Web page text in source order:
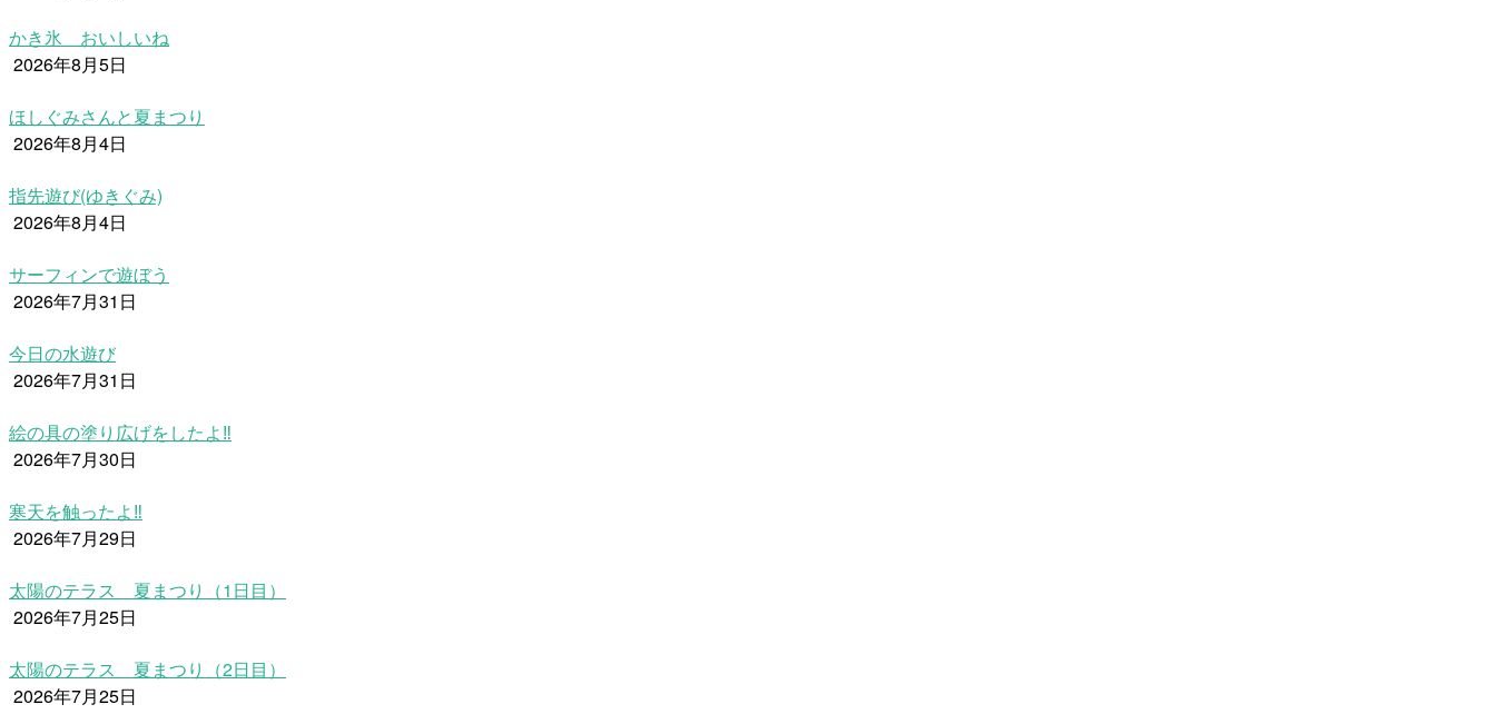
かき氷 おいしいね
2026年8月5日
ほしぐみさんと夏まつり
2026年8月4日
指先遊び(ゆきぐみ)
2026年8月4日
サーフィンで遊ぼう
2026年7月31日
今日の水遊び
2026年7月31日
絵の具の塗り広げをしたよ‼
2026年7月30日
寒天を触ったよ‼
2026年7月29日
太陽のテラス 夏まつり（1日目）
2026年7月25日
太陽のテラス 夏まつり（2日目）
2026年7月25日